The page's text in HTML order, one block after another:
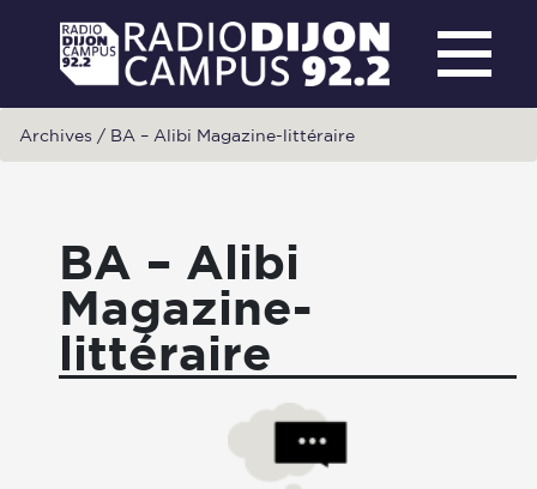
Archives / BA – Alibi Magazine-littéraire
BA – Alibi
Magazine-
littéraire